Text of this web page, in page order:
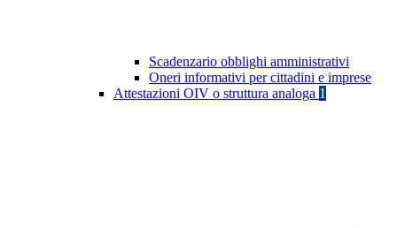
Scadenzario obblighi amministrativi
Oneri informativi per cittadini e imprese
Attestazioni OIV o struttura analoga 1